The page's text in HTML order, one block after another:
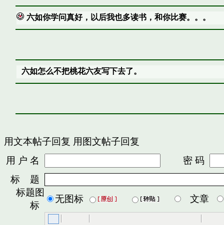
六如你学问真好，以后我也多读书，和你比赛。。。
六如怎么不把桃花六友写下去了。
用文本帖子回复 用图文帖子回复
用 户 名
密 码
标 题
标题图
标
无图标 文章